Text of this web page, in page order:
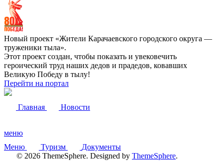
Новый проект «Жители Карачаевского городского округа —
труженики тыла».
Этот проект создан, чтобы показать и увековечить
героический труд наших дедов и прадедов, ковавших
Великую Победу в тылу!
Перейти на портал
Главная Новости
меню
Меню
Туризм
Документы
© 2026 ThemeSphere. Designed by ThemeSphere.